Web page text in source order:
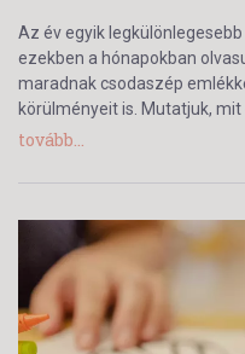
Az év egyik
ezekben a hónapokban
maradnak csodaszép
körülményeit is. Mutatjuk,
tovább...